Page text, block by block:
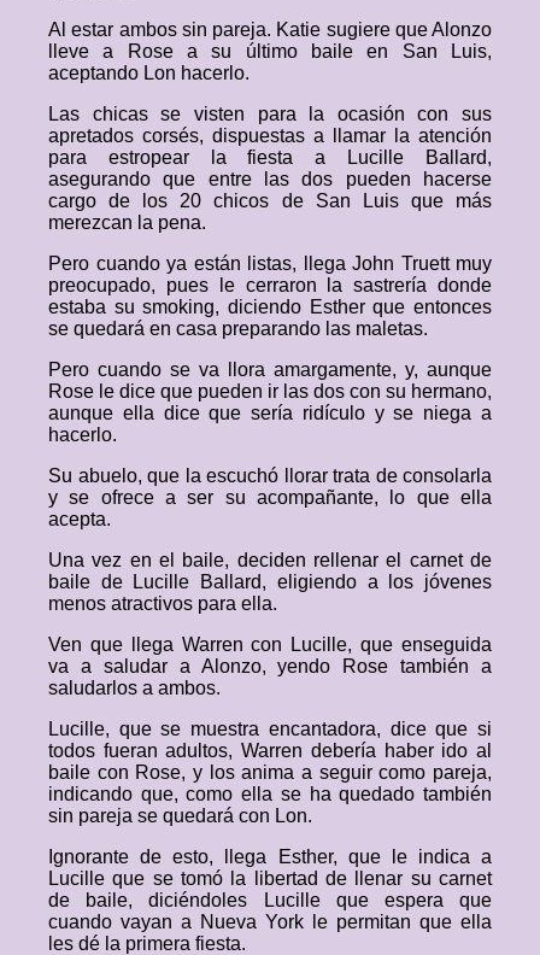
Al estar ambos sin pareja. Katie sugiere que Alonzo
lleve a Rose a su último baile en San Luis,
aceptando Lon hacerlo.
Las chicas se visten para la ocasión con sus
apretados corsés, dispuestas a llamar la atención
para estropear la fiesta a Lucille Ballard,
asegurando que entre las dos pueden hacerse
cargo de los 20 chicos de San Luis que más
merezcan la pena.
Pero cuando ya están listas, llega John Truett muy
preocupado, pues le cerraron la sastrería donde
estaba su smoking, diciendo Esther que entonces
se quedará en casa preparando las maletas.
Pero cuando se va llora amargamente, y, aunque
Rose le dice que pueden ir las dos con su hermano,
aunque ella dice que sería ridículo y se niega a
hacerlo.
Su abuelo, que la escuchó llorar trata de consolarla
y se ofrece a ser su acompañante, lo que ella
acepta.
Una vez en el baile, deciden rellenar el carnet de
baile de Lucille Ballard, eligiendo a los jóvenes
menos atractivos para ella.
Ven que llega Warren con Lucille, que enseguida
va a saludar a Alonzo, yendo Rose también a
saludarlos a ambos.
Lucille, que se muestra encantadora, dice que si
todos fueran adultos, Warren debería haber ido al
baile con Rose, y los anima a seguir como pareja,
indicando que, como ella se ha quedado también
sin pareja se quedará con Lon.
Ignorante de esto, llega Esther, que le indica a
Lucille que se tomó la libertad de llenar su carnet
de baile, diciéndoles Lucille que espera que
cuando vayan a Nueva York le permitan que ella
les dé la primera fiesta.